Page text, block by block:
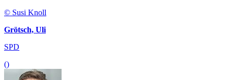
© Susi Knoll
Grötsch, Uli
SPD
()